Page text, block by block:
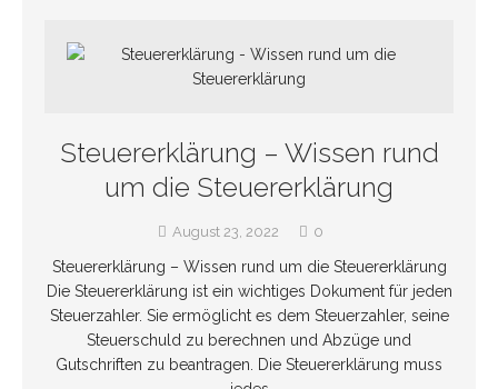
Steuererklärung – Wissen rund
um die Steuererklärung
August 23, 2022 0
Steuererklärung – Wissen rund um die Steuererklärung
Die Steuererklärung ist ein wichtiges Dokument für jeden
Steuerzahler. Sie ermöglicht es dem Steuerzahler, seine
Steuerschuld zu berechnen und Abzüge und
Gutschriften zu beantragen. Die Steuererklärung muss